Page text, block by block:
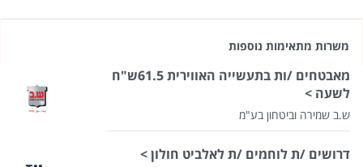
משרות מתאימות נוספות
מאבטחים /ות בתעשייה האווירית 61.5ש"ח
לשעה >
ש.ב שמירה וביטחון בע"מ
דרושים /ת לוחמים /ת לאלביט חולון >